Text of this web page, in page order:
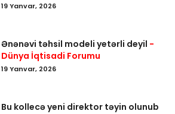
19 Yanvar, 2026
Ənənəvi təhsil modeli yetərli deyil -
Dünya İqtisadi Forumu
19 Yanvar, 2026
Bu kollecə yeni direktor təyin olunub